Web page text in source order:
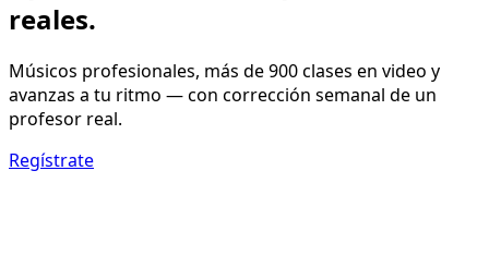
reales.
Músicos profesionales, más de 900 clases en video y
avanzas a tu ritmo — con corrección semanal de un
profesor real.
Regístrate